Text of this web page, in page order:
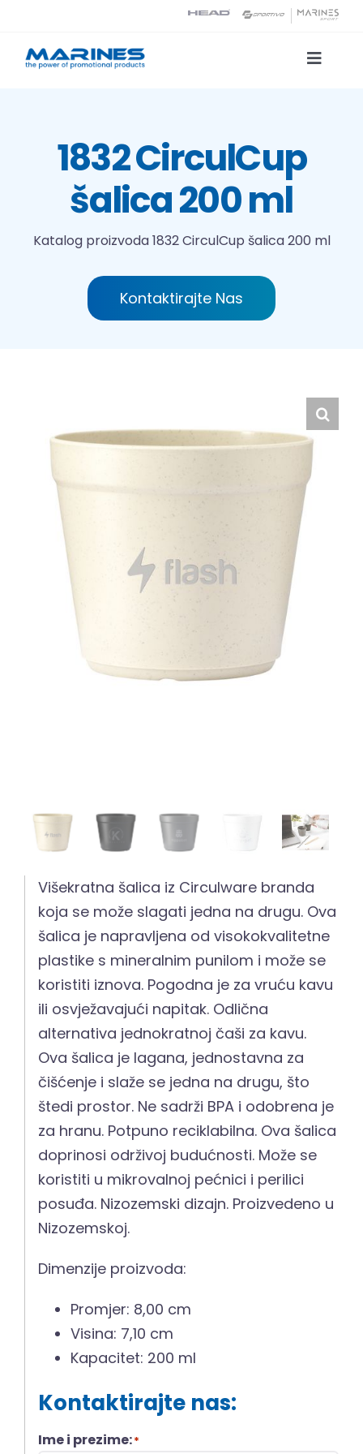
content
Toggle
Tehnologije tiska
1832 CirculCup
šalica 200 ml
Katalog proizvoda1832 CirculCup šalica 200 ml
Kontaktirajte Nas
Višekratna šalica iz Circulware branda
koja se može slagati jedna na drugu. Ova
šalica je napravljena od visokokvalitetne
plastike s mineralnim punilom i može se
koristiti iznova. Pogodna je za vruću kavu
ili osvježavajući napitak. Odlična
alternativa jednokratnoj čaši za kavu.
Ova šalica je lagana, jednostavna za
čišćenje i slaže se jedna na drugu, što
štedi prostor. Ne sadrži BPA i odobrena je
za hranu. Potpuno reciklabilna. Ova šalica
doprinosi održivoj budućnosti. Može se
koristiti u mikrovalnoj pećnici i perilici
posuđa. Nizozemski dizajn. Proizvedeno u
Nizozemskoj.
Dimenzije proizvoda:
Promjer: 8,00 cm
Visina: 7,10 cm
Kapacitet: 200 ml
Kontaktirajte nas:
Ime i prezime:*